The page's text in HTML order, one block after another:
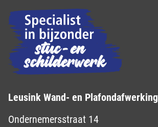
Leusink Wand- en Plafondafwerking
Ondernemersstraat 14